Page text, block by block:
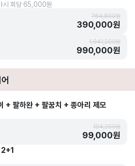
시 회당 65,000원
764,800원
390,000원
1,941,200원
990,000원
+ 팔하완 + 팔꿈치 + 종아리 제모
194,200원
99,000원
2+1